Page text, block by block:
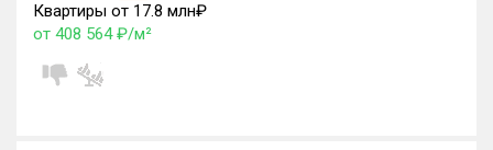
Квартиры от 17.8 млн₽
от 408 564 ₽/м²